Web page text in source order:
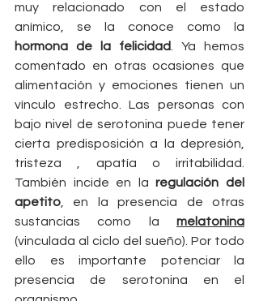
muy relacionado con el estado
hormona de la felicidad
. Ya hemos
comentado en otras ocasiones que
alimentación y emociones tienen un
vínculo estrecho. Las personas con
bajo nivel de serotonina puede tener
cierta predisposición a la depresión,
tristeza , apatía o irritabilidad.
También incide en la regulación del
apetito , en la presencia de otras
sustancias como la melatonina
(vinculada al ciclo del sueño). Por todo
ello es importante potenciar la
presencia de serotonina en el